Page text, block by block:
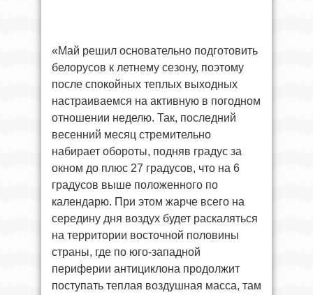
«Май решил основательно подготовить
белорусов к летнему сезону, поэтому
после спокойных теплых выходных
настраиваемся на активную в погодном
отношении неделю. Так, последний
весенний месяц стремительно
набирает обороты, подняв градус за
окном до плюс 27 градусов, что на 6
градусов выше положенного по
календарю. При этом жарче всего на
середину дня воздух будет раскаляться
на территории восточной половины
страны, где по юго-западной
периферии антициклона продолжит
поступать теплая воздушная масса, там